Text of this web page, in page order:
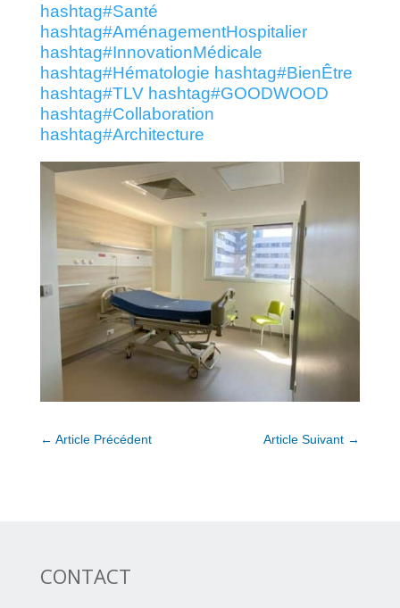
hashtag#Santé
hashtag#AménagementHospitalier
hashtag#InnovationMédicale
hashtag#Hématologie hashtag#BienÊtre
hashtag#TLV hashtag#GOODWOOD
hashtag#Collaboration
hashtag#Architecture
← Article Précédent Article Suivant →
CONTACT